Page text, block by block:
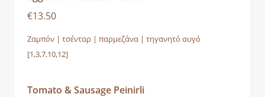
€13.50
Ζαμπόν | τσένταρ | παρμεζάνα | τηγανητό αυγό
[1,3,7,10,12]
Tomato & Sausage Peinirli